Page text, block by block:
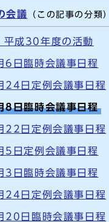
会議 （この記事の分類）
成30年度の活動
日臨時会議事日程
24日定例会議事日程
8日臨時会議事日程
22日定例会議事日程
日定例会議事日程
日臨時会議事日程
24日定例会議事日程
20日臨時会議事日程